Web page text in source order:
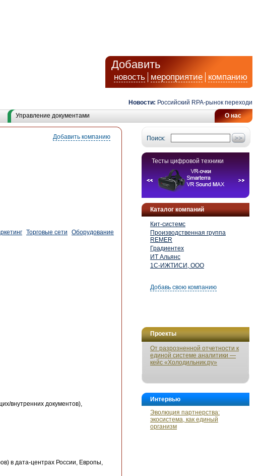
Добавить
новость мероприятие компанию
Новости: Российский RPA-рынок переходит от
О нас
Управление документами
Поиск:
Тесты цифровой техники
Каталог компаний
Кит-системс
Производственная группа
REMER
Градиентех
ИТ Альянс
1С-ИЖТИСИ, ООО
Добавь свою компанию
Проекты
От разрозненной отчетности к
единой системе аналитики —
кейс «Холодильник.ру»
Интервью
Эволюция партнерства:
экосистема, как единый
организм
Добавить компанию
Торговые сети
Оборудование
внутренних документов),
в дата-центрах России, Европы,